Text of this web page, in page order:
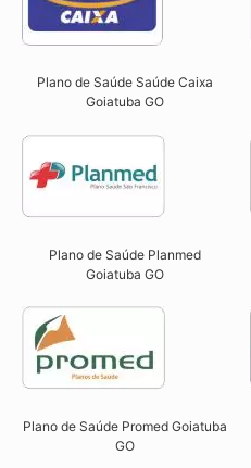
Plano de Saúde Saúde Caixa
Goiatuba GO​
Plano de Saúde Planmed
Goiatuba GO
Plano de Saúde Promed Goiatuba
GO